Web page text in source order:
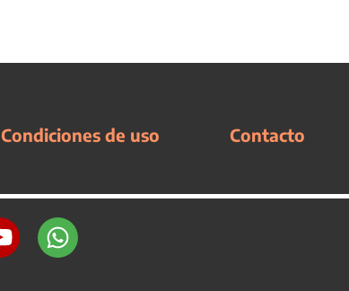
Condiciones de uso Contacto